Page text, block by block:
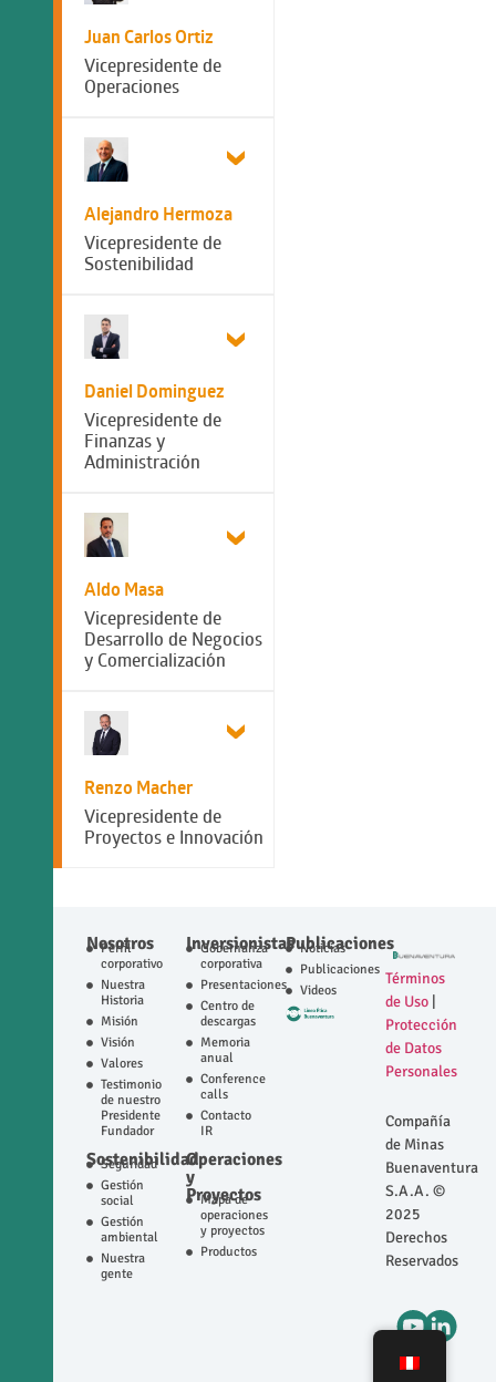
Juan Carlos Ortiz
Vicepresidente de
Operaciones
Alejandro Hermoza
Vicepresidente de
Sostenibilidad
Daniel Dominguez
Vicepresidente de
Finanzas y
Administración
Aldo Masa
Vicepresidente de
Desarrollo de Negocios
y Comercialización
Renzo Macher
Vicepresidente de
Proyectos e Innovación
Nosotros
Perfil
corporativo
Nuestra
Historia
Misión
Visión
Valores
Testimonio
de nuestro
Presidente
Fundador
Sostenibilidad
Seguridad
Gestión
social
Gestión
ambiental
Nuestra
gente
Inversionistas
Gobernanza
corporativa
Presentaciones
Centro de
descargas
Memoria
anual
Conference
calls
Contacto
IR
Operaciones
y
Proyectos
Mapa de
operaciones
y proyectos
Productos
Publicaciones
Noticias
Publicaciones
Videos
Términos
de Uso
Protección
de Datos
Personales
Compañía
de Minas
Buenaventura
S.A.A. ©
2025
Derechos
Reservados